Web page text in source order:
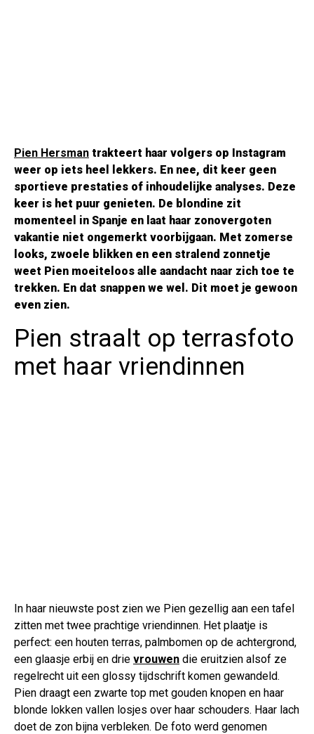
Pien Hersman trakteert haar volgers op Instagram
weer op iets heel lekkers. En nee, dit keer geen
sportieve prestaties of inhoudelijke analyses. Deze
keer is het puur genieten. De blondine zit
momenteel in Spanje en laat haar zonovergoten
vakantie niet ongemerkt voorbijgaan. Met zomerse
looks, zwoele blikken en een stralend zonnetje
weet Pien moeiteloos alle aandacht naar zich toe te
trekken. En dat snappen we wel. Dit moet je gewoon
even zien.
Pien straalt op terrasfoto
met haar vriendinnen
In haar nieuwste post zien we Pien gezellig aan een tafel
zitten met twee prachtige vriendinnen. Het plaatje is
perfect: een houten terras, palmbomen op de achtergrond,
een glaasje erbij en drie vrouwen die eruitzien alsof ze
regelrecht uit een glossy tijdschrift komen gewandeld.
Pien draagt een zwarte top met gouden knopen en haar
blonde lokken vallen losjes over haar schouders. Haar lach
doet de zon bijna verbleken. De foto werd genomen